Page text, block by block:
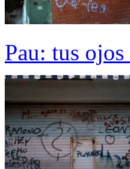
Pau: tus